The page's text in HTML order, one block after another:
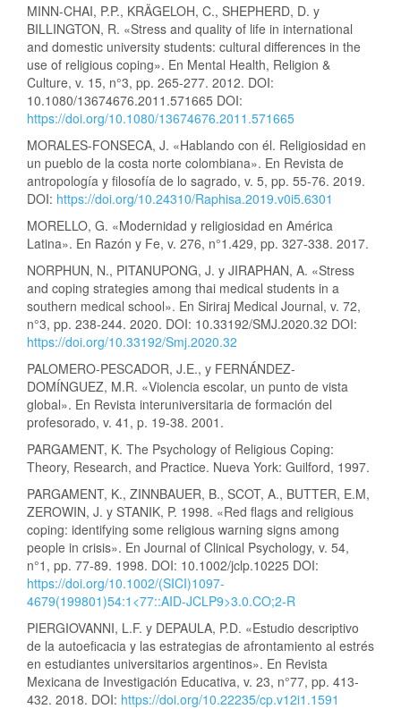
MINN-CHAI, P.P., KRÄGELOH, C., SHEPHERD, D. y
BILLINGTON, R. «Stress and quality of life in international
and domestic university students: cultural differences in the
use of religious coping». En Mental Health, Religion &
Culture, v. 15, n°3, pp. 265-277. 2012. DOI:
10.1080/13674676.2011.571665 DOI:
https://doi.org/10.1080/13674676.2011.571665
MORALES-FONSECA, J. «Hablando con él. Religiosidad en
un pueblo de la costa norte colombiana». En Revista de
antropología y filosofía de lo sagrado, v. 5, pp. 55-76. 2019.
DOI: https://doi.org/10.24310/Raphisa.2019.v0i5.6301
MORELLO, G. «Modernidad y religiosidad en América
Latina». En Razón y Fe, v. 276, n°1.429, pp. 327-338. 2017.
NORPHUN, N., PITANUPONG, J. y JIRAPHAN, A. «Stress
and coping strategies among thai medical students in a
southern medical school». En Siriraj Medical Journal, v. 72,
n°3, pp. 238-244. 2020. DOI: 10.33192/SMJ.2020.32 DOI:
https://doi.org/10.33192/Smj.2020.32
PALOMERO-PESCADOR, J.E., y FERNÁNDEZ-
DOMÍNGUEZ, M.R. «Violencia escolar, un punto de vista
global». En Revista interuniversitaria de formación del
profesorado, v. 41, p. 19-38. 2001.
PARGAMENT, K. The Psychology of Religious Coping:
Theory, Research, and Practice. Nueva York: Guilford, 1997.
PARGAMENT, K., ZINNBAUER, B., SCOT, A., BUTTER, E.M,
ZEROWIN, J. y STANIK, P. 1998. «Red flags and religious
coping: identifying some religious warning signs among
people in crisis». En Journal of Clinical Psychology, v. 54,
n°1, pp. 77-89. 1998. DOI: 10.1002/jclp.10225 DOI:
https://doi.org/10.1002/(SICI)1097-
4679(199801)54:1<77::AID-JCLP9>3.0.CO;2-R
PIERGIOVANNI, L.F. y DEPAULA, P.D. «Estudio descriptivo
de la autoeficacia y las estrategias de afrontamiento al estrés
en estudiantes universitarios argentinos». En Revista
Mexicana de Investigación Educativa, v. 23, n°77, pp. 413-
432. 2018. DOI: https://doi.org/10.22235/cp.v12i1.1591